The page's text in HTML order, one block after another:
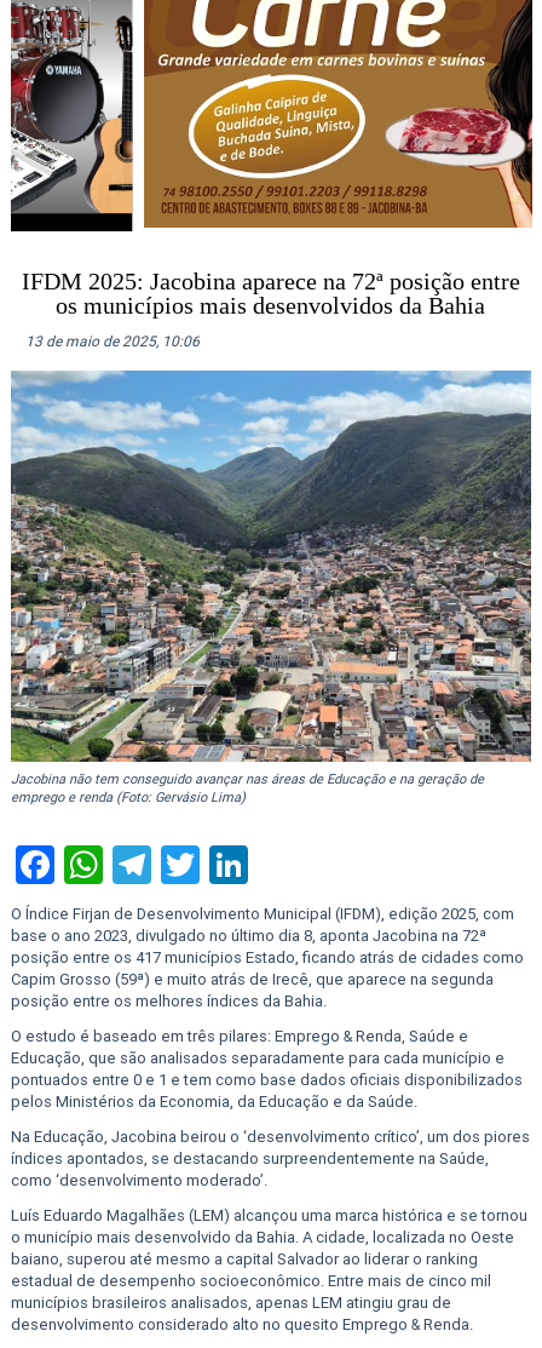
IFDM 2025: Jacobina aparece na 72ª posição entre
os municípios mais desenvolvidos da Bahia
13 de maio de 2025, 10:06
Jacobina não tem conseguido avançar nas áreas de Educação e na geração de
emprego e renda (Foto: Gervásio Lima)
Facebook
WhatsApp
Telegram
Twitter
LinkedIn
O Índice Firjan de Desenvolvimento Municipal (IFDM), edição 2025, com
base o ano 2023, divulgado no último dia 8, aponta Jacobina na 72ª
posição entre os 417 municípios Estado, ficando atrás de cidades como
Capim Grosso (59ª) e muito atrás de Irecê, que aparece na segunda
posição entre os melhores índices da Bahia.
O estudo é baseado em três pilares: Emprego & Renda, Saúde e
Educação, que são analisados separadamente para cada município e
pontuados entre 0 e 1 e tem como base dados oficiais disponibilizados
pelos Ministérios da Economia, da Educação e da Saúde.
Na Educação, Jacobina beirou o ‘desenvolvimento crítico’, um dos piores
índices apontados, se destacando surpreendentemente na Saúde,
como ‘desenvolvimento moderado’.
Luís Eduardo Magalhães (LEM) alcançou uma marca histórica e se tornou
o município mais desenvolvido da Bahia. A cidade, localizada no Oeste
baiano, superou até mesmo a capital Salvador ao liderar o ranking
estadual de desempenho socioeconômico. Entre mais de cinco mil
municípios brasileiros analisados, apenas LEM atingiu grau de
desenvolvimento considerado alto no quesito Emprego & Renda.